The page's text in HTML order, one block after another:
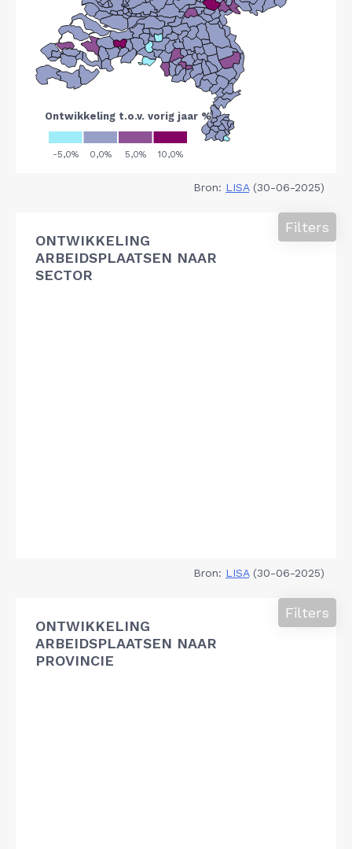
Bron: LISA(30-06-2025)
ONTWIKKELING
ARBEIDSPLAATSEN NAAR
SECTOR
Filters
Bron: LISA(30-06-2025)
ONTWIKKELING
ARBEIDSPLAATSEN NAAR
PROVINCIE
Filters